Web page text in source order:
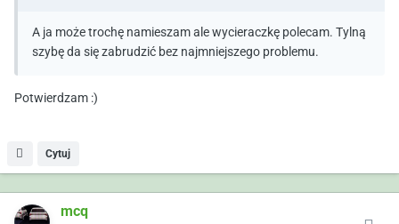
A ja może trochę namieszam ale wycieraczkę polecam. Tylną
szybę da się zabrudzić bez najmniejszego problemu.
Potwierdzam :)
Cytuj
mcq